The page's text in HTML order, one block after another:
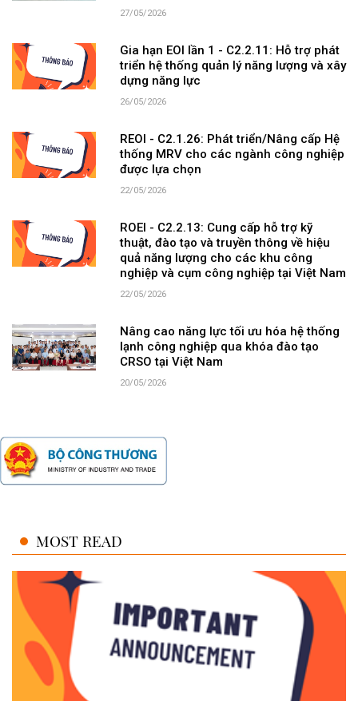
27/05/2026
Gia hạn EOI lần 1 - C2.2.11: Hỗ trợ phát
triển hệ thống quản lý năng lượng và xây
dựng năng lực
26/05/2026
REOI - C2.1.26: Phát triển/Nâng cấp Hệ
thống MRV cho các ngành công nghiệp
được lựa chọn
22/05/2026
ROEI - C2.2.13: Cung cấp hỗ trợ kỹ
thuật, đào tạo và truyền thông về hiệu
quả năng lượng cho các khu công
nghiệp và cụm công nghiệp tại Việt Nam
22/05/2026
Nâng cao năng lực tối ưu hóa hệ thống
lạnh công nghiệp qua khóa đào tạo
CRSO tại Việt Nam
20/05/2026
MOST READ